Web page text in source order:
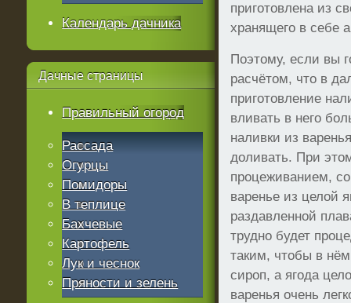
приготовлена из
хранящего в себе
Поэтому, если вы
расчётом, что в
приготовление
вливать в него
наливки из
доливать. При
процеживанием,
варенье из целой
раздавленной
трудно будет
таким, чтобы в
сироп, а ягода
варенья очень
Календарь дачника
Дачные страницы
Правильный огород
Рассада
Огурцы
Помидоры
В теплице
Бахчевые
Картофель
Лук и чеснок
Пряности и зелень